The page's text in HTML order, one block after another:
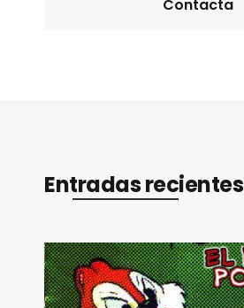
Contacta
Entradas recientes